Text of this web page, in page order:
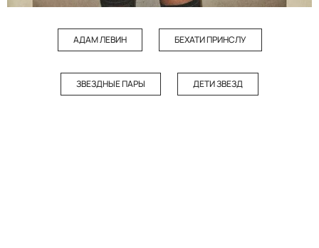
АДАМ ЛЕВИН БЕХАТИ ПРИНСЛУ
ЗВЕЗДНЫЕ ПАРЫ ДЕТИ ЗВЕЗД